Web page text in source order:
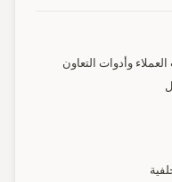
وأدوات التعاون